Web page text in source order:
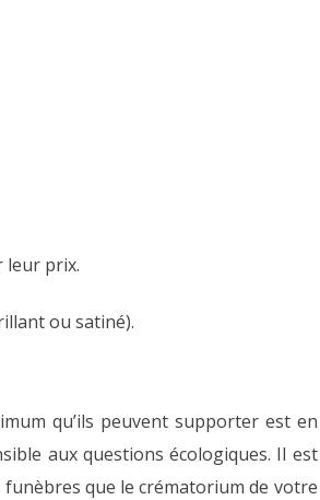
leur prix.
ou satiné).
qu’ils peuvent supporter est en
aux questions écologiques. Il est
que le crématorium de votre